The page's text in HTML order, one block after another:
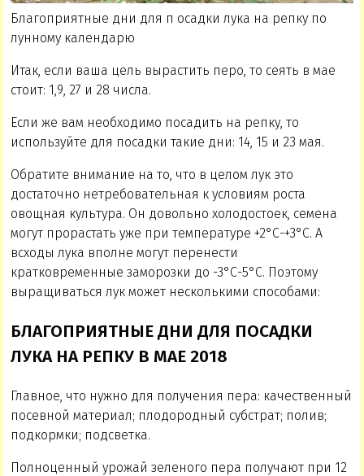
Благоприятные дни для п осадки лука на репку по
лунному календарю
Итак, если ваша цель вырастить перо, то сеять в мае
стоит: 1,9, 27 и 28 числа.
Если же вам необходимо посадить на репку, то
используйте для посадки такие дни: 14, 15 и 23 мая.
Обратите внимание на то, что в целом лук это
достаточно нетребовательная к условиям роста
овощная культура. Он довольно холодостоек, семена
могут прорастать уже при температуре +2°С-+3°С. А
всходы лука вполне могут перенести
кратковременные заморозки до -3°С-5°С. Поэтому
выращиваться лук может несколькими способами:
БЛАГОПРИЯТНЫЕ ДНИ ДЛЯ ПОСАДКИ
ЛУКА НА РЕПКУ В МАЕ 2018
Главное, что нужно для получения пера: качественный
посевной материал; плодородный субстрат; полив;
подкормки; подсветка.
Полноценный урожай зеленого пера получают при 12